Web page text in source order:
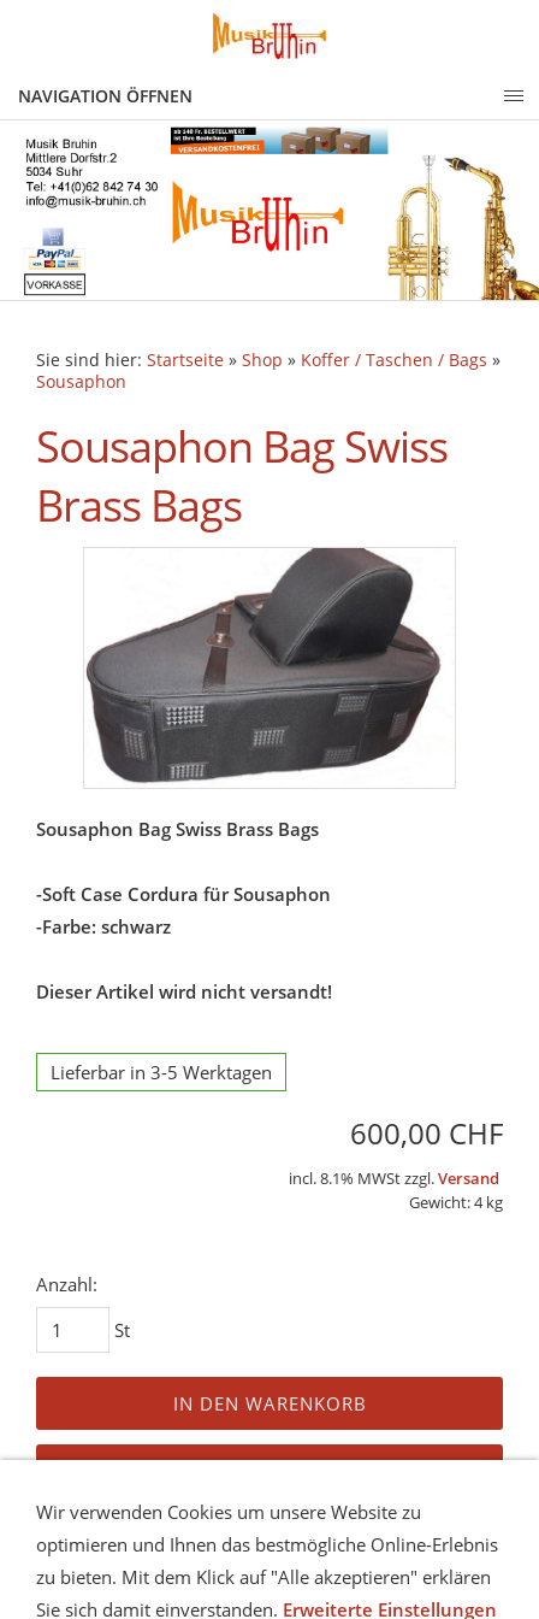
NAVIGATION ÖFFNEN
Sie sind hier: Startseite » Shop » Koffer / Taschen / Bags »
Sousaphon
Sousaphon Bag Swiss
Brass Bags
Sousaphon Bag Swiss Brass Bags
-Soft Case Cordura für Sousaphon
-Farbe: schwarz
Dieser Artikel wird nicht versandt!
Lieferbar in 3-5 Werktagen
600,00 CHF
incl. 8.1% MWSt zzgl.Versand
Gewicht: 4 kg
Anzahl:
St
IN DEN WARENKORB
Dieses Produkt weiterempfehlen
Preis in anderen Währungen
Wir verwenden Cookies um unsere Website zu
optimieren und Ihnen das bestmögliche Online-Erlebnis
zu bieten. Mit dem Klick auf "Alle akzeptieren" erklären
Sie sich damit einverstanden. Erweiterte Einstellungen